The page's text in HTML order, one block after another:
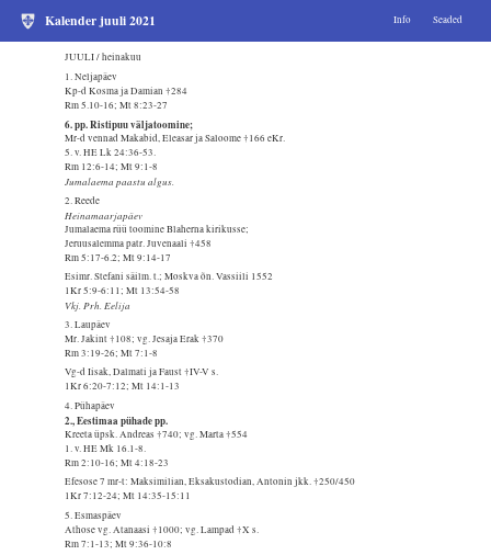
Kalender juuli 2021 Info Seaded
JUULI / heinakuu
1. Neljapäev
Kp-d Kosma ja Damian †284
Rm 5.10-16; Mt 8:23-27
6. pp. Ristipuu väljatoomine;
Mr-d vennad Makabid, Eleasar ja Saloome †166 eKr.
5. v. HE Lk 24:36-53.
Rm 12:6-14; Mt 9:1-8
Jumalaema paastu algus.
2. Reede
Heinamaarjapäev
Jumalaema rüü toomine Blaherna kirikusse;
Jeruusalemma patr. Juvenaali †458
Rm 5:17-6.2; Mt 9:14-17
Esimr. Stefani säilm. t.; Moskva õn. Vassiili 1552
1Kr 5:9-6:11; Mt 13:54-58
Vkj. Prh. Eelija
3. Laupäev
Mr. Jakint †108; vg. Jesaja Erak †370
Rm 3:19-26; Mt 7:1-8
Vg-d Iisak, Dalmati ja Faust †IV-V s.
1Kr 6:20-7:12; Mt 14:1-13
4. Pühapäev
2., Eestimaa pühade pp.
Kreeta üpsk. Andreas †740; vg. Marta †554
1. v. HE Mk 16.1-8.
Rm 2:10-16; Mt 4:18-23
Efesose 7 mr-t: Maksimilian, Eksakustodian, Antonin jkk. †250/450
1Kr 7:12-24; Mt 14:35-15:11
5. Esmaspäev
Athose vg. Atanaasi †1000; vg. Lampad †X s.
Rm 7:1-13; Mt 9:36-10:8